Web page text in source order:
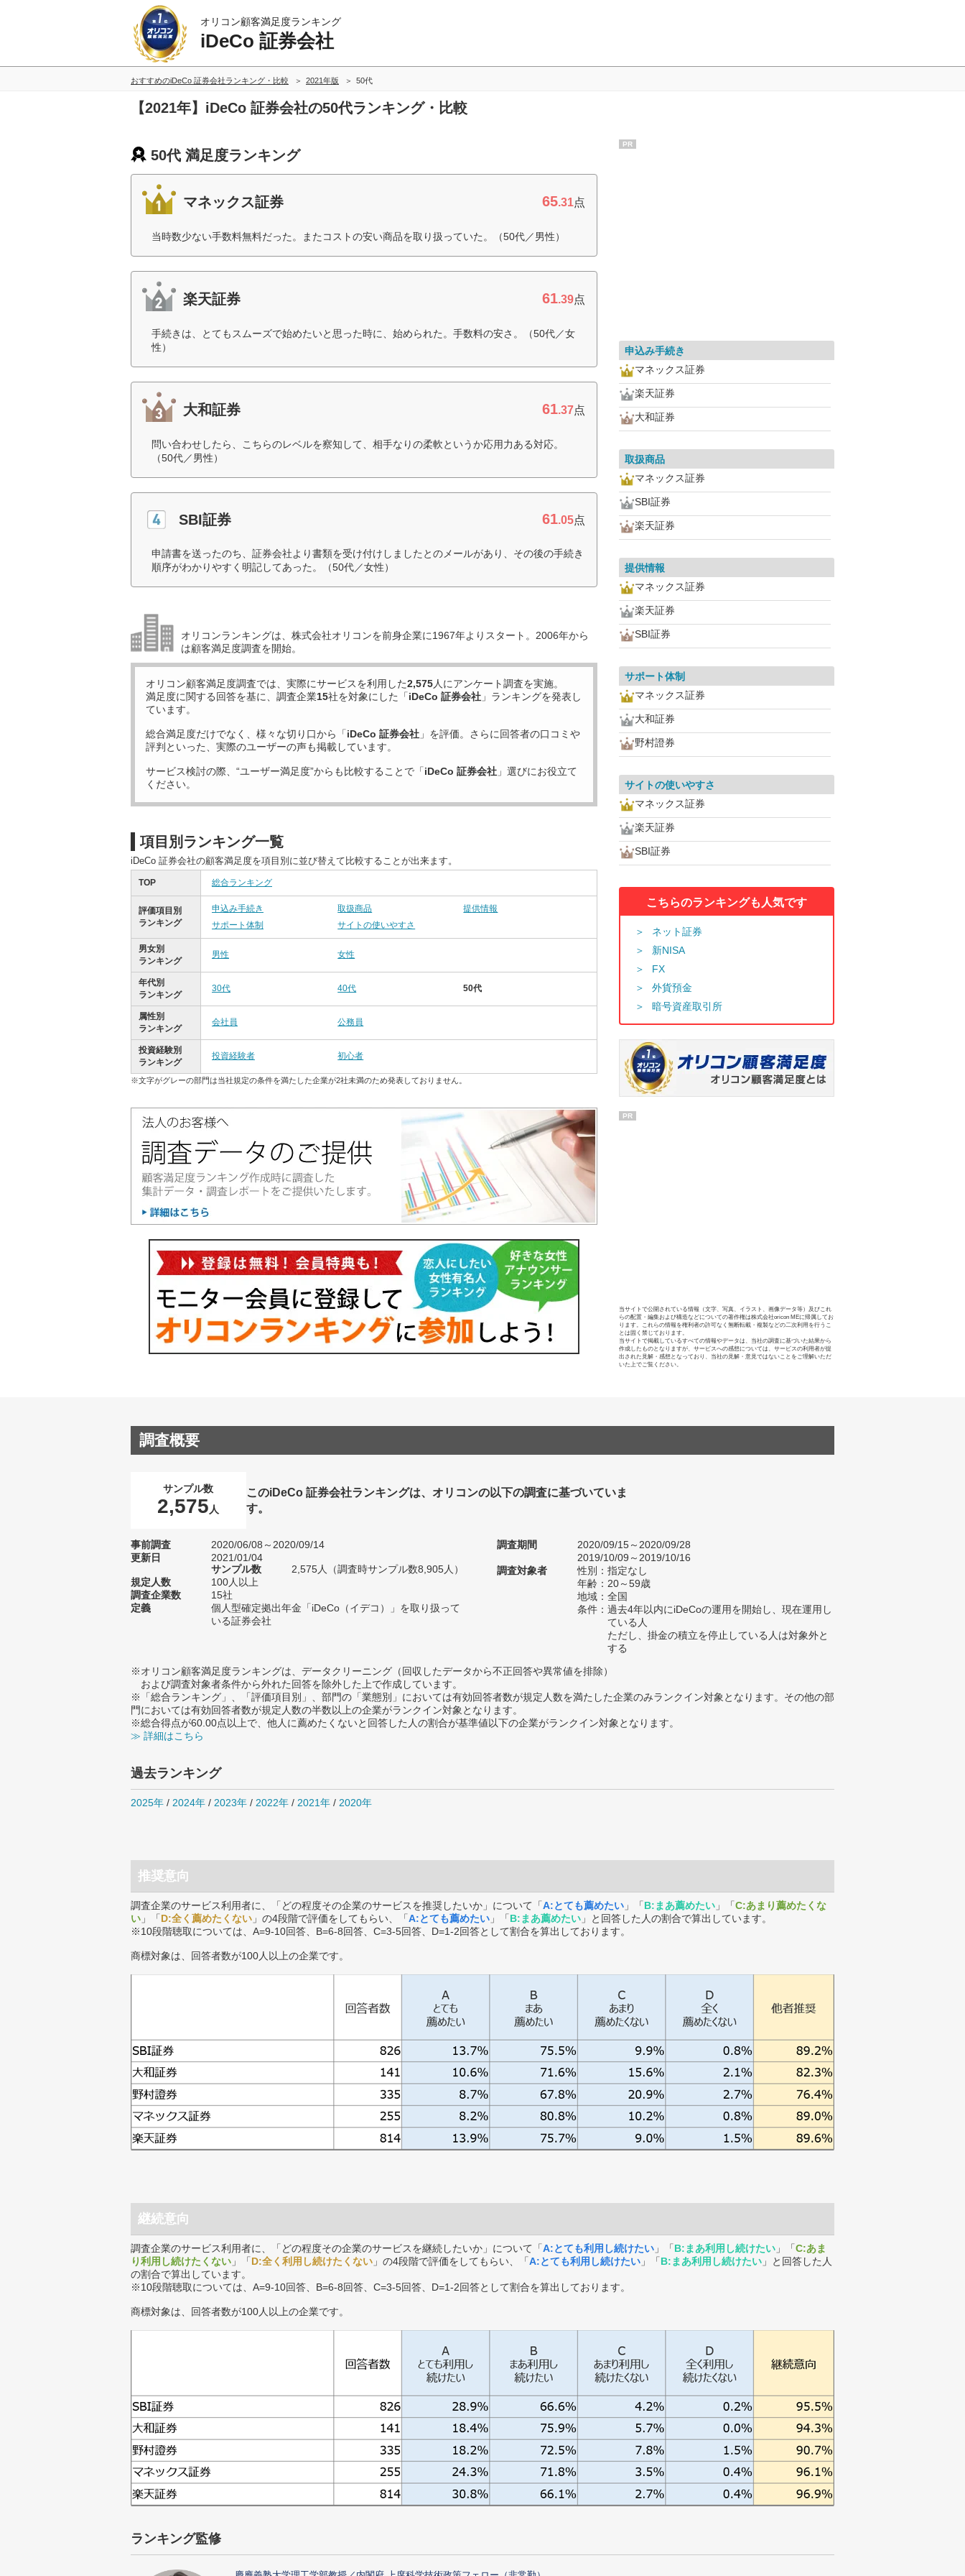
オリコン顧客満足度ランキング
iDeCo 証券会社
おすすめのiDeCo 証券会社ランキング・比較 2021年版 50代
【2021年】iDeCo 証券会社の50代ランキング・比較
50代 満足度ランキング
マネックス証券 65.31点
当時数少ない手数料無料だった。またコストの安い商品を取り扱っていた。（50代／男性）
楽天証券 61.39点
手続きは、とてもスムーズで始めたいと思った時に、始められた。手数料の安さ。（50代／女
性）
大和証券 61.37点
問い合わせしたら、こちらのレベルを察知して、相手なりの柔軟というか応用力ある対応。
（50代／男性）
SBI証券 61.05点
申請書を送ったのち、証券会社より書類を受け付けしましたとのメールがあり、その後の手続き
順序がわかりやすく明記してあった。（50代／女性）
オリコンランキングは、株式会社オリコンを前身企業に1967年よりスタート。2006年から
は顧客満足度調査を開始。
オリコン顧客満足度調査では、実際にサービスを利用した2,575人にアンケート調査を実施。
満足度に関する回答を基に、調査企業15社を対象にした「iDeCo 証券会社 」ランキングを発表し
ています。
総合満足度だけでなく、様々な切り口から「iDeCo 証券会社 」を評価。さらに回答者の口コミや
評判といった、実際のユーザーの声も掲載しています。
サービス検討の際、“ユーザー満足度”からも比較することで「iDeCo 証券会社 」選びにお役立て
ください。
項目別ランキング一覧
iDeCo 証券会社の顧客満足度を項目別に並び替えて比較することが出来ます。
TOP 総合ランキング
評価項目別
ランキング
申込み手続き 取扱商品
提供情報
サポート体制
サイトの使いやすさ
男女別
ランキング
男性 女性
年代別
ランキング
30代 40代 50代
属性別
ランキング
会社員 公務員
投資経験別
ランキング
投資経験者 初心者
※文字がグレーの部門は当社規定の条件を満たした企業が2社未満のため発表しておりません。
PR
申込み手続き
マネックス証券
楽天証券
大和証券
取扱商品
マネックス証券
SBI証券
楽天証券
提供情報
マネックス証券
楽天証券
SBI証券
サポート体制
マネックス証券
大和証券
野村證券
サイトの使いやすさ
マネックス証券
楽天証券
SBI証券
こちらのランキングも人気です
ネット証券
新NISA
FX
外貨預金
暗号資産取引所
PR
当サイトで公開されている情報（文字、写真、イラスト、画像データ等）及びこれ
らの配置・編集および構造などについての著作権は株式会社oricon MEに帰属してお
ります。これらの情報を権利者の許可なく無断転載・複製などの二次利用を行うこ
とは固く禁じております。
当サイトで掲載しているすべての情報やデータは、当社の調査に基づいた結果から
作成したものとなりますが、サービスへの感想については、サービスの利用者が提
出された見解・感想となっており、当社の見解・意見ではないことをご理解いただ
いた上でご覧ください。
調査概要
サンプル数
2,575 人
このiDeCo 証券会社ランキングは、オリコンの以下の調査に基づいていま
す。
事前調査
2020/06/08～2020/09/14
更新日
2021/01/04
サンプル数
2,575人（調査時サンプル数8,905人）
規定人数
100人以上
調査企業数
15社
定義
個人型確定拠出年金「iDeCo（イデコ）」を取り扱って
いる証券会社
調査期間
2020/09/15～2020/09/28
2019/10/09～2019/10/16
調査対象者
性別：指定なし
年齢：20～59歳
地域：全国
条件：過去4年以内にiDeCoの運用を開始し、現在運用し
ている人
ただし、掛金の積立を停止している人は対象外と
する
※オリコン顧客満足度ランキングは、データクリーニング（回収したデータから不正回答や異常値を排除）
および調査対象者条件から外れた回答を除外した上で作成しています。
※「総合ランキング」、「評価項目別」、部門の「業態別」においては有効回答者数が規定人数を満たした企業のみランクイン対象となります。その他の部
門においては有効回答者数が規定人数の半数以上の企業がランクイン対象となります。
※総合得点が60.00点以上で、他人に薦めたくないと回答した人の割合が基準値以下の企業がランクイン対象となります。
≫ 詳細はこちら
過去ランキング
2025年 / 2024年 / 2023年 / 2022年 / 2021年 / 2020年
推奨意向
調査企業のサービス利用者に、「どの程度その企業のサービスを推奨したいか」について「A:とても薦めたい 」「B:まあ薦めたい 」「C:あまり薦めたくな
い 」「D:全く薦めたくない 」の4段階で評価をしてもらい、「A:とても薦めたい 」「B:まあ薦めたい 」と回答した人の割合で算出しています。
※10段階聴取については、A=9-10回答、B=6-8回答、C=3-5回答、D=1-2回答として割合を算出しております。
商標対象は、回答者数が100人以上の企業です。
継続意向
調査企業のサービス利用者に、「どの程度その企業のサービスを継続したいか」について「A:とても利用し続けたい 」「B:まあ利用し続けたい 」「C:あま
り利用し続けたくない 」「D:全く利用し続けたくない 」の4段階で評価をしてもらい、「A:とても利用し続けたい 」「B:まあ利用し続けたい 」と回答した人
の割合で算出しています。
※10段階聴取については、A=9-10回答、B=6-8回答、C=3-5回答、D=1-2回答として割合を算出しております。
商標対象は、回答者数が100人以上の企業です。
ランキング監修